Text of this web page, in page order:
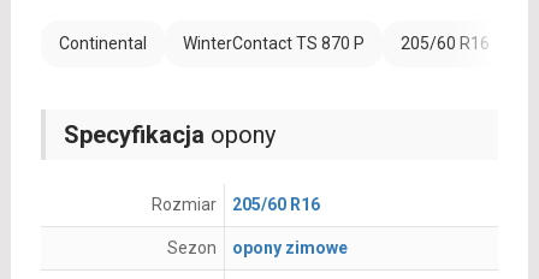
Continental WinterContact TS 870 P 205/60 R16
Specyfikacja opony
Rozmiar 205/60 R16
Sezon opony zimowe